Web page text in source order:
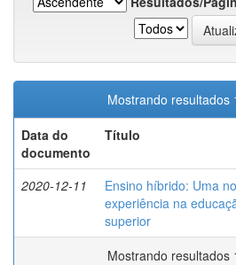
Mostrando resultados
Data do
documento
Título
2020-12-11
Ensino híbrido: Uma
experiência na
superior
Mostrando resultados